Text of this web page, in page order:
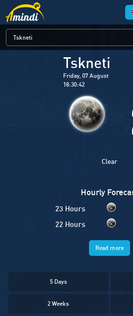
Tskneti
Friday, 07 August
18:30:42
Clear
Hourly
23 Hours
22 Hours
Read more
5 Days
2 Weeks